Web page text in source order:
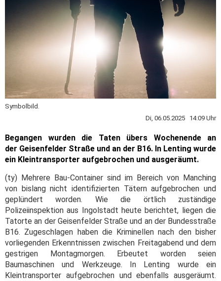
Symbolbild.
Di, 06.05.2025 14:09 Uhr
Begangen wurden die Taten übers Wochenende an
der Geisenfelder Straße und an der B16. In Lenting wurde
ein Kleintransporter aufgebrochen und ausgeräumt.
(ty) Mehrere Bau-Container sind im Bereich von Manching
von bislang nicht identifizierten Tätern aufgebrochen und
geplündert worden. Wie die örtlich zuständige
Polizeiinspektion aus Ingolstadt heute berichtet, liegen die
Tatorte an der Geisenfelder Straße und an der Bundesstraße
B16. Zugeschlagen haben die Kriminellen nach den bisher
vorliegenden Erkenntnissen zwischen Freitagabend und dem
gestrigen Montagmorgen. Erbeutet worden seien
Baumaschinen und Werkzeuge. In Lenting wurde ein
Kleintransporter aufgebrochen und ebenfalls ausgeräumt.